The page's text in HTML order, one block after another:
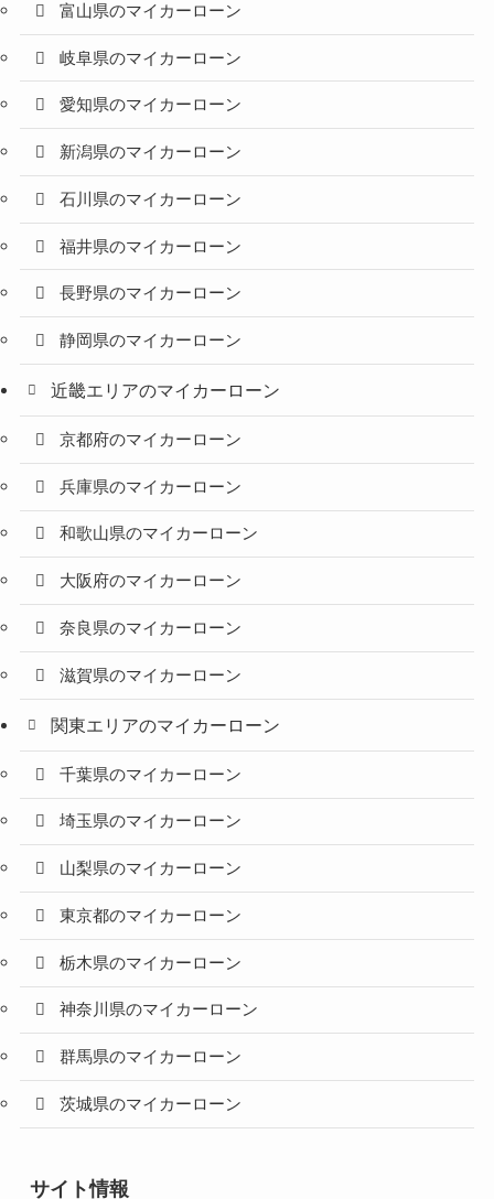
富山県のマイカーローン
岐阜県のマイカーローン
愛知県のマイカーローン
新潟県のマイカーローン
石川県のマイカーローン
福井県のマイカーローン
長野県のマイカーローン
静岡県のマイカーローン
近畿エリアのマイカーローン
京都府のマイカーローン
兵庫県のマイカーローン
和歌山県のマイカーローン
大阪府のマイカーローン
奈良県のマイカーローン
滋賀県のマイカーローン
関東エリアのマイカーローン
千葉県のマイカーローン
埼玉県のマイカーローン
山梨県のマイカーローン
東京都のマイカーローン
栃木県のマイカーローン
神奈川県のマイカーローン
群馬県のマイカーローン
茨城県のマイカーローン
サイト情報